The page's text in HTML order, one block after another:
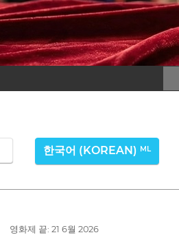
한국어 (KOREAN) ML
영화제 끝: 21 6월 2026